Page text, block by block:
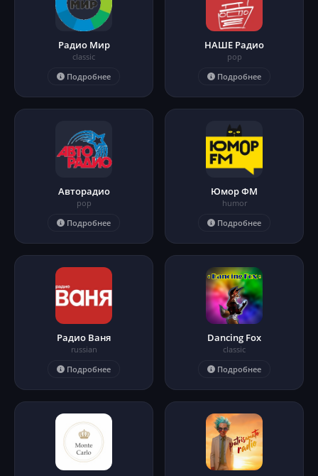
Радио Мир
classic
Подробнее
НАШЕ Радио
pop
Подробнее
Авторадио
pop
Подробнее
Юмор ФМ
humor
Подробнее
Радио Ваня
russian
Подробнее
Dancing Fox
classic
Подробнее